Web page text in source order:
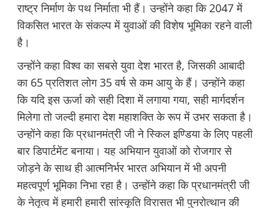
राष्ट्र निर्माण के पथ निर्माता भी हैं। उन्होंने कहा कि 2047 में
विकसित भारत के संकल्प में युवाओं की विशेष भूमिका रहने वाली
है।
उन्होंने कहा विश्व का सबसे युवा देश भारत है, जिसकी आबादी
का 65 प्रतिशत लोग 35 वर्ष से कम आयु के हैं। उन्होंने कहा
कि यदि इस ऊर्जा को सही दिशा में लगाया गया, सही मार्गदर्शन
मिलेगा तो जल्दी हमारा देश महाशक्ति के रूप में उभर सकता है।
उन्होंने कहा कि प्रधानमंत्री जी ने स्किल इण्डिया के लिए पहली
बार डिपार्टमेंट बनाया। यह अभियान युवाओं को रोजगार से
जोड़ने के साथ ही आत्मनिर्भर भारत अभियान में भी अपनी
महत्वपूर्ण भूमिका निभा रहा है। उन्होंने कहा कि प्रधानमंत्री जी
के नेतृत्व में हमारी हमारी सांस्कृति विरासत भी पुनरोत्थान की